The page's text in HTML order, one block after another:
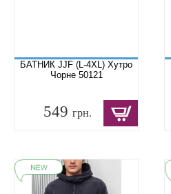
БАТНИК JJF (L-4XL) Хутро
Чорне 50121
549 грн.